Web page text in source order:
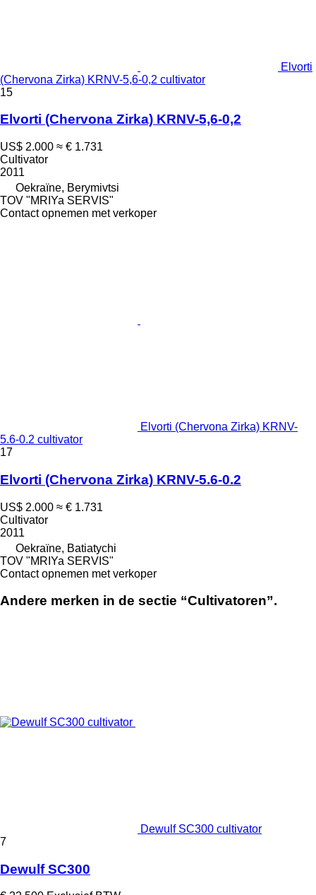
Elvorti
(Chervona Zirka) KRNV-5,6-0,2 cultivator
15
Elvorti (Chervona Zirka) KRNV-5,6-0,2
US$ 2.000 ≈ € 1.731
Cultivator
2011
Oekraïne, Berymivtsi
TOV "MRIYa SERVIS"
Contact opnemen met verkoper
Elvorti (Chervona Zirka) KRNV-
5.6-0.2 cultivator
17
Elvorti (Chervona Zirka) KRNV-5.6-0.2
US$ 2.000 ≈ € 1.731
Cultivator
2011
Oekraïne, Batiatychi
TOV "MRIYa SERVIS"
Contact opnemen met verkoper
Andere merken in de sectie “Cultivatoren”.
Dewulf SC300 cultivator
7
Dewulf SC300